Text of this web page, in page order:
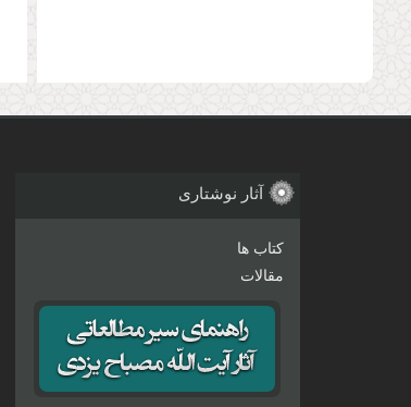
آثار نوشتاری
کتاب ها
مقالات